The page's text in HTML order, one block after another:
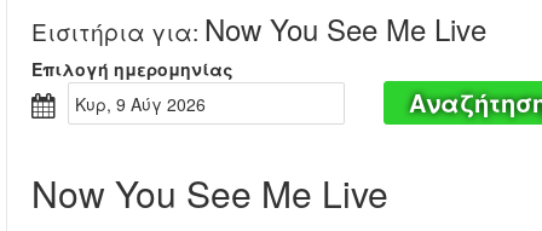
Εισιτήρια για: Now You See Me Live
Επιλογή ημερομηνίας
Κυρ, 9 Αύγ 2026
Now You See Me Live